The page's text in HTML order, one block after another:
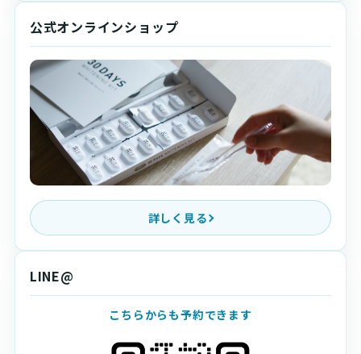
公式オンラインショップ
詳しく見る
LINE@
こちらからも予約できます